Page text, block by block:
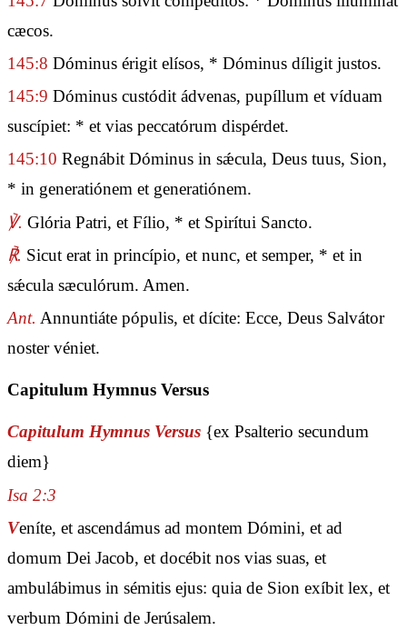
cæcos.
145:8 Dóminus érigit elísos, * Dóminus díligit justos.
145:9 Dóminus custódit ádvenas, pupíllum et víduam
suscípiet: * et vias peccatórum dispérdet.
145:10 Regnábit Dóminus in sǽcula, Deus tuus, Sion,
* in generatiónem et generatiónem.
℣. Glória Patri, et Fílio, * et Spirítui Sancto.
℟. Sicut erat in princípio, et nunc, et semper, * et in
sǽcula sæculórum. Amen.
Ant. Annuntiáte pópulis, et dícite: Ecce, Deus Salvátor
noster véniet.
Capitulum Hymnus Versus
Capitulum Hymnus Versus {ex Psalterio secundum
diem}
Isa 2:3
Veníte, et ascendámus ad montem Dómini, et ad
domum Dei Jacob, et docébit nos vias suas, et
ambulábimus in sémitis ejus: quia de Sion exíbit lex, et
verbum Dómini de Jerúsalem.